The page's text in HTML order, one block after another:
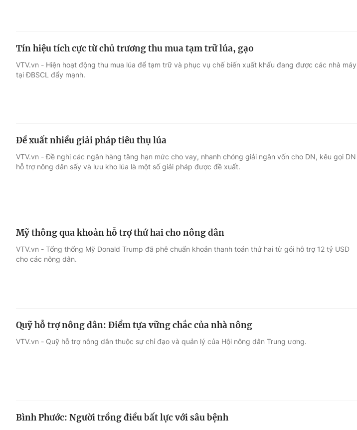
Tín hiệu tích cực từ chủ trương thu mua tạm trữ lúa, gạo
VTV.vn - Hiện hoạt động thu mua lúa để tạm trữ và phục vụ chế biến xuất khẩu đang được các nhà máy
tại ĐBSCL đẩy mạnh.
Đề xuất nhiều giải pháp tiêu thụ lúa
VTV.vn - Đề nghị các ngân hàng tăng hạn mức cho vay, nhanh chóng giải ngân vốn cho DN, kêu gọi DN
hỗ trợ nông dân sấy và lưu kho lúa là một số giải pháp được đề xuất.
Mỹ thông qua khoản hỗ trợ thứ hai cho nông dân
VTV.vn - Tổng thống Mỹ Donald Trump đã phê chuẩn khoản thanh toán thứ hai từ gói hỗ trợ 12 tỷ USD
cho các nông dân.
Quỹ hỗ trợ nông dân: Điểm tựa vững chắc của nhà nông
VTV.vn - Quỹ hỗ trợ nông dân thuộc sự chỉ đạo và quản lý của Hội nông dân Trung ương.
Bình Phước: Người trồng điều bất lực với sâu bệnh